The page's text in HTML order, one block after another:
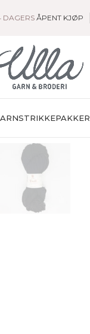
DAGERS ÅPENT KJØP
STRIKKEPAKKER